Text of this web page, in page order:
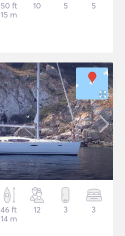
50 ft
15 m
10 5 5
46 ft
14 m
12 3 3